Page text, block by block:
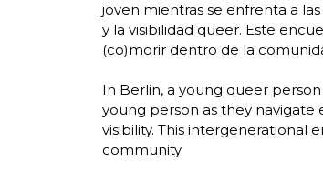
joven mientras se enfrenta a
y la visibilidad queer. Este
(co)morir dentro de la
In Berlin, a young queer
young person as they
visibility. This intergenerational
community